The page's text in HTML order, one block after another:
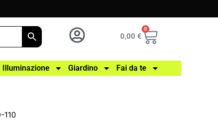
0,00 €
0
Illuminazione Giardino Fai da te